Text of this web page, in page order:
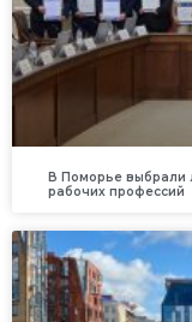
В Поморье выбрали
рабочих профессий